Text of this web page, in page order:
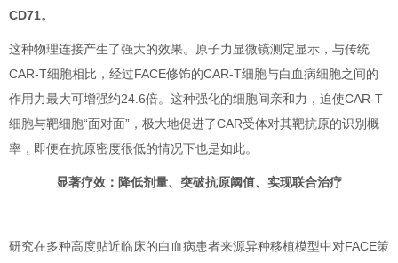
CD71。
这种物理连接产生了强大的效果。原子力显微镜测定显示，与传统
CAR-T细胞相比，经过FACE修饰的CAR-T细胞与白血病细胞之间的
作用力最大可增强约24.6倍。这种强化的细胞间亲和力，迫使CAR-T
细胞与靶细胞“面对面”，极大地促进了CAR受体对其靶抗原的识别概
率，即便在抗原密度很低的情况下也是如此。
显著疗效：降低剂量、突破抗原阈值、实现联合治疗
研究在多种高度贴近临床的白血病患者来源异种移植模型中对FACE策